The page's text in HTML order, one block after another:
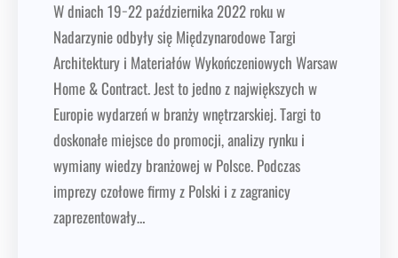
W dniach 19−22 października 2022 roku w
Nadarzynie odbyły się Międzynarodowe Targi
Architektury i Materiałów Wykończeniowych Warsaw
Home & Contract. Jest to jedno z największych w
Europie wydarzeń w branży wnętrzarskiej. Targi to
doskonałe miejsce do promocji, analizy rynku i
wymiany wiedzy branżowej w Polsce. Podczas
imprezy czołowe firmy z Polski i z zagranicy
zaprezentowały…